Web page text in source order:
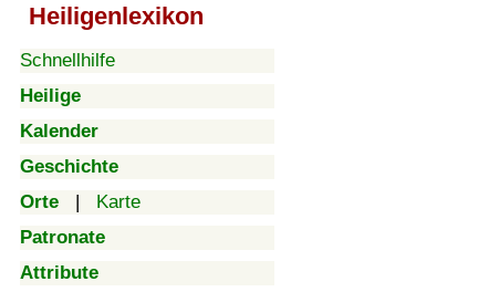
Heiligenlexikon
Schnellhilfe
Heilige
Kalender
Geschichte
Orte | Karte
Patronate
Attribute